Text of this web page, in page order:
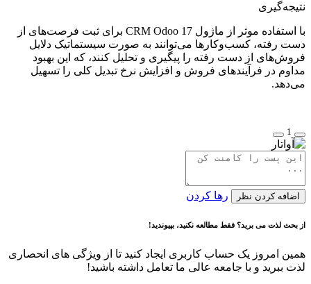
نتیجه‌گیری
با استفاده موثر از ماژول CRM Odoo 17 برای ثبت فرصت‌های از
دست رفته، کسب‌وکارها می‌توانند به صورت سیستماتیک دلایل
فروش‌های از دست رفته را پیگیری و تحلیل کنند، که این بهبود
مداوم در فرآیندهای فروش و افزایش نرخ تبدیل کلی را تسهیل
می‌دهد.
1
اضافه کردن نظر رها کردن
از بحث لذت می برید؟ فقط مطالعه نکنید، بپیوندید!
همین امروز یک حساب کاربری ایجاد کنید تا از ویژگی های انحصاری
لذت ببرید و با جامعه عالی ما تعامل داشته باشید!